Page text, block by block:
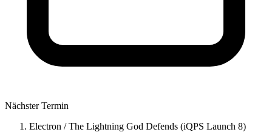
Nächster Termin
Electron / The Lightning God Defends (iQPS Launch 8)